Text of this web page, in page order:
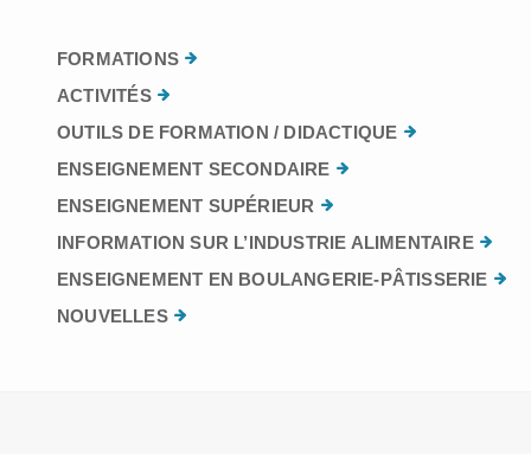
FORMATIONS
ACTIVITÉS
OUTILS DE FORMATION / DIDACTIQUE
ENSEIGNEMENT SECONDAIRE
ENSEIGNEMENT SUPÉRIEUR
INFORMATION SUR L’INDUSTRIE ALIMENTAIRE
ENSEIGNEMENT EN BOULANGERIE-PÂTISSERIE
NOUVELLES